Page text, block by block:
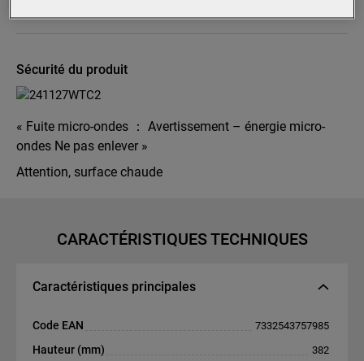
Sécurité du produit
« Fuite micro-ondes ： Avertissement – énergie micro-
ondes Ne pas enlever »
Attention, surface chaude
CARACTÉRISTIQUES TECHNIQUES
Caractéristiques principales
Code EAN 7332543757985
Hauteur (mm) 382